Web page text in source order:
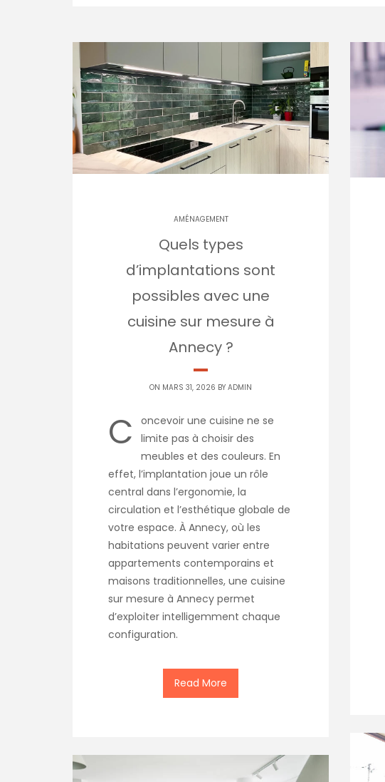
AMÉNAGEMENT
Quels types
d’implantations sont
possibles avec une
cuisine sur mesure à
Annecy ?
ON MARS 31, 2026 BY ADMIN
C
oncevoir une cuisine ne se
limite pas à choisir des
meubles et des couleurs. En
effet, l’implantation joue un rôle
central dans l’ergonomie, la
circulation et l’esthétique globale de
votre espace. À Annecy, où les
habitations peuvent varier entre
appartements contemporains et
maisons traditionnelles, une cuisine
sur mesure à Annecy permet
d’exploiter intelligemment chaque
configuration.
Read More